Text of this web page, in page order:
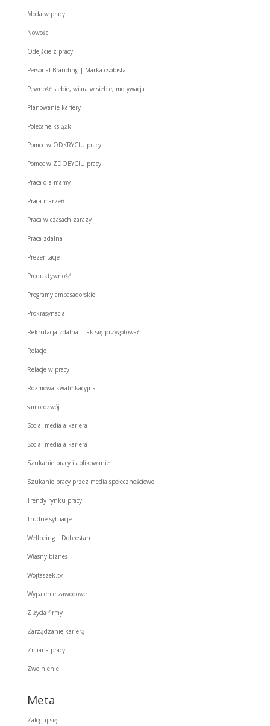
Moda w pracy
Nowości
Odejście z pracy
Personal Branding | Marka osobista
Pewność siebie, wiara w siebie, motywacja
Planowanie kariery
Polecane książki
Pomoc w ODKRYCIU pracy
Pomoc w ZDOBYCIU pracy
Praca dla mamy
Praca marzeń
Praca w czasach zarazy
Praca zdalna
Prezentacje
Produktywność
Programy ambasadorskie
Prokrasynacja
Rekrutacja zdalna – jak się przygotować
Relacje
Relacje w pracy
Rozmowa kwalifikacyjna
samorozwój
Social media a kariera
Social media a kariera
Szukanie pracy i aplikowanie
Szukanie pracy przez media społecznościowe
Trendy rynku pracy
Trudne sytuacje
Wellbeing | Dobrostan
Własny biznes
Wojtaszek.tv
Wypalenie zawodowe
Z życia firmy
Zarządzanie karierą
Zmiana pracy
Zwolnienie
Meta
Zaloguj się